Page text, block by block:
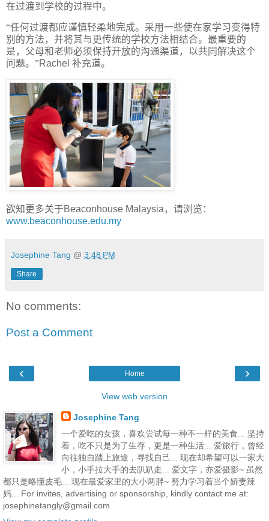
在过渡到学校的过程中。
“任何过渡都应谨慎轻柔地完成。采用一些使在家学习变得特
别的方法，并将其与更传统的学校方法相结合。最重要的
是，父母和老师必须保持开放的沟通渠道，以共同解决这个
问题。”Rachel 补充道。
欲知更多关于Beaconhouse Malaysia，请浏览：
www.beaconhouse.edu.my
Josephine Tang @ 3:48 PM
Share
No comments:
Post a Comment
‹ ›
Home
View web version
Josephine Tang
一个爱吃的女孩，喜欢尝试每一种不一样的美食... 坚持
着，吃不只是为了生存，更是一种生活... 爱旅行，曾经
向往独自踏上旅途，寻找自己... 现在却希望可以一家大
小，小手拉大手的去趴趴走... 爱文字，亦爱摄影~ 虽然
都只是略懂皮毛... 现在最爱家里的大小两胖~ 努力学习着当个娇妻辣
妈... For invites, advertising or sponsorship, kindly contact me at:
josephinetangly@gmail.com